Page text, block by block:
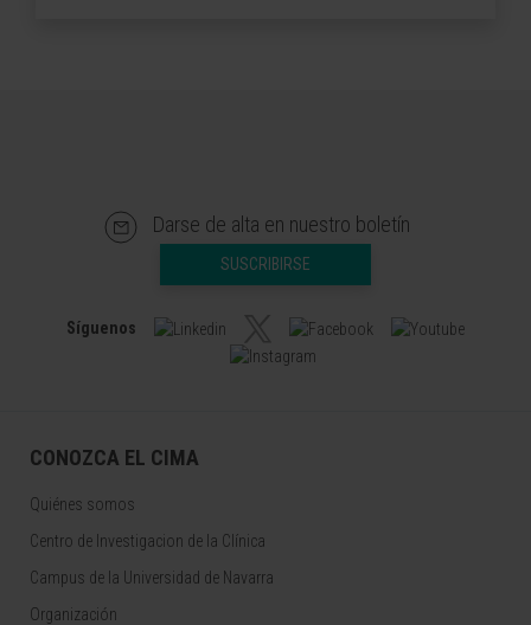
Darse de alta en nuestro boletín
SUSCRIBIRSE
Síguenos
CONOZCA EL CIMA
Quiénes somos
Centro de Investigacion de la Clínica
Campus de la Universidad de Navarra
Organización